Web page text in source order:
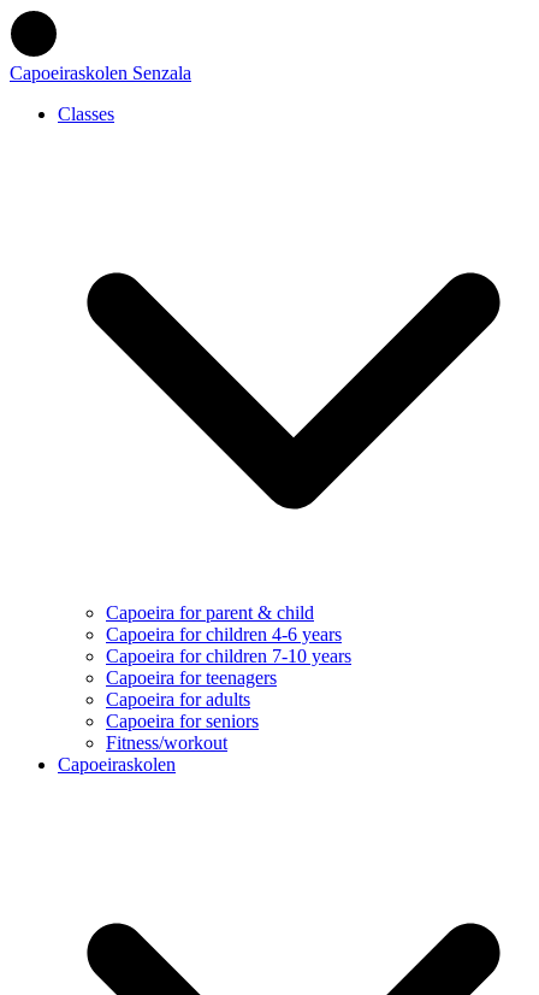
Capoeiraskolen Senzala
Classes
Capoeira for parent & child
Capoeira for children 4-6 years
Capoeira for children 7-10 years
Capoeira for teenagers
Capoeira for adults
Capoeira for seniors
Fitness/workout
Capoeiraskolen